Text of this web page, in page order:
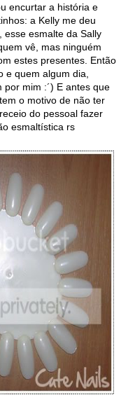
encurtar a história e
a Kelly me deu
esse esmalte da Sally
vê, mas ninguém
estes presentes. Então
e quem algum dia,
mim :´) E antes que
o motivo de não ter
do pessoal fazer
esmaltística rs